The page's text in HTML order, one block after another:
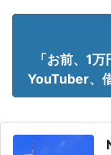
「お前、1
YouTuber、